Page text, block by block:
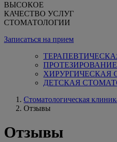
ВЫСОКОЕ
КАЧЕСТВО УСЛУГ
СТОМАТОЛОГИИ
Записаться на прием
ХИРУРГИЧЕСКАЯ
ДЕТСКАЯ
Стоматологическая
Отзывы
Отзывы